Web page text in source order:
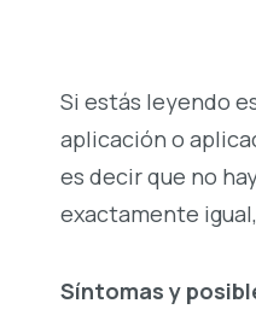
Si estás leyendo
aplicación o
es decir que no
exactamente
Síntomas y